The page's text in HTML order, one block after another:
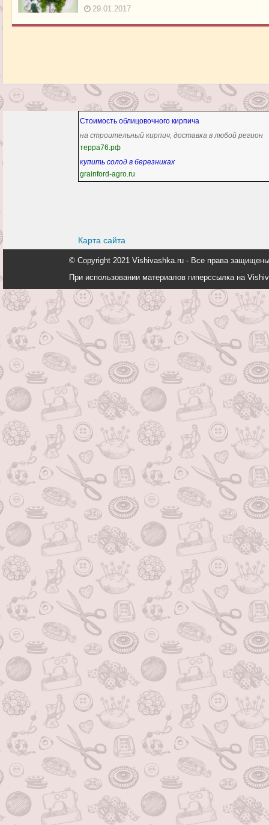
29.01.2017
Стоимость облицовочного кирпича
на строительный кирпич, доставка в любой регион
терра76.рф
купить солод в березниках
grainford-agro.ru
Карта сайта
© Copyright 2021 Vishivashka.ru - Все права
При использовании материалов гиперссылка на